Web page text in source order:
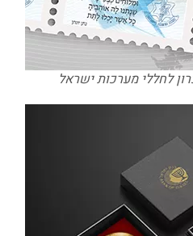
לחללי מערכות ישראל